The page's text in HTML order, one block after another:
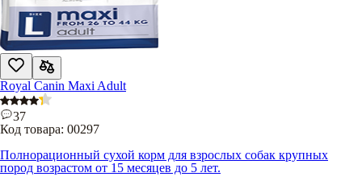
Royal Canin Maxi Adult
37
Код товара: 00297
Полнорационный сухой корм для взрослых собак крупных
пород возрастом от 15 месяцев до 5 лет.